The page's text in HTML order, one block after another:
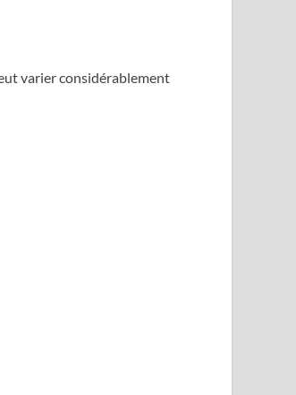
varier considérablement